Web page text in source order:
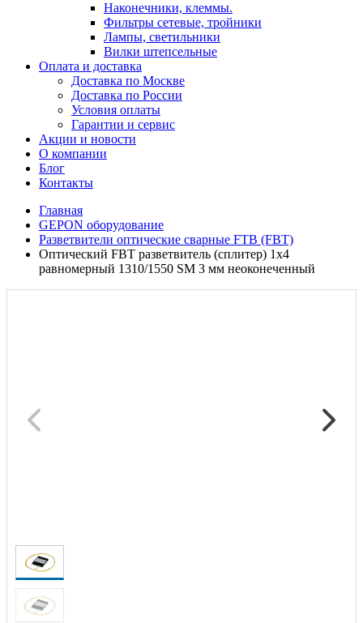
Наконечники, клеммы.
Фильтры сетевые, тройники
Лампы, светильники
Вилки штепсельные
Оплата и доставка
Доставка по Москве
Доставка по России
Условия оплаты
Гарантии и сервис
Акции и новости
О компании
Блог
Контакты
Главная
GEPON оборудование
Разветвители оптические сварные FTB (FBT)
Оптический FBT разветвитель (сплитер) 1x4
равномерный 1310/1550 SM 3 мм неоконеченный